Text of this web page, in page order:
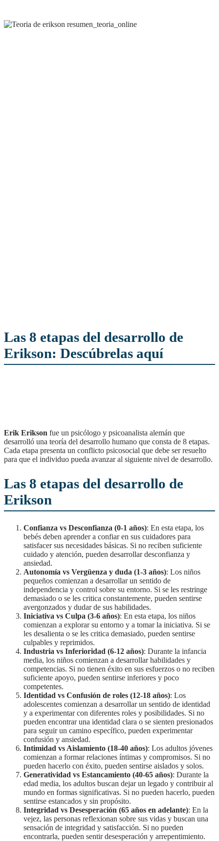
Las 8 etapas del desarrollo de
Erikson: Descúbrelas aquí
Erik Erikson fue un psicólogo y psicoanalista alemán que
desarrolló una teoría del desarrollo humano que consta de 8 etapas.
Cada etapa presenta un conflicto psicosocial que debe ser resuelto
para que el individuo pueda avanzar al siguiente nivel de desarrollo.
Las 8 etapas del desarrollo de
Erikson
Confianza vs Desconfianza (0-1 años): En esta etapa, los
bebés deben aprender a confiar en sus cuidadores para
satisfacer sus necesidades básicas. Si no reciben suficiente
cuidado y atención, pueden desarrollar desconfianza y
ansiedad.
Autonomía vs Vergüenza y duda (1-3 años): Los niños
pequeños comienzan a desarrollar un sentido de
independencia y control sobre su entorno. Si se les restringe
demasiado o se les critica constantemente, pueden sentirse
avergonzados y dudar de sus habilidades.
Iniciativa vs Culpa (3-6 años): En esta etapa, los niños
comienzan a explorar su entorno y a tomar la iniciativa. Si se
les desalienta o se les critica demasiado, pueden sentirse
culpables y reprimidos.
Industria vs Inferioridad (6-12 años): Durante la infancia
media, los niños comienzan a desarrollar habilidades y
competencias. Si no tienen éxito en sus esfuerzos o no reciben
suficiente apoyo, pueden sentirse inferiores y poco
competentes.
Identidad vs Confusión de roles (12-18 años): Los
adolescentes comienzan a desarrollar un sentido de identidad
y a experimentar con diferentes roles y posibilidades. Si no
pueden encontrar una identidad clara o se sienten presionados
para seguir un camino específico, pueden experimentar
confusión y ansiedad.
Intimidad vs Aislamiento (18-40 años): Los adultos jóvenes
comienzan a formar relaciones íntimas y compromisos. Si no
pueden hacerlo con éxito, pueden sentirse aislados y solos.
Generatividad vs Estancamiento (40-65 años): Durante la
edad media, los adultos buscan dejar un legado y contribuir al
mundo en formas significativas. Si no pueden hacerlo, pueden
sentirse estancados y sin propósito.
Integridad vs Desesperación (65 años en adelante): En la
vejez, las personas reflexionan sobre sus vidas y buscan una
sensación de integridad y satisfacción. Si no pueden
encontrarla, pueden sentir desesperación y arrepentimiento.